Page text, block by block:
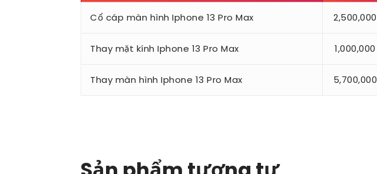
Cổ cáp màn hình Iphone 13 Pro Max 2,500,000
Thay mặt kính Iphone 13 Pro Max 1,000,000
Thay màn hình Iphone 13 Pro Max 5,700,000